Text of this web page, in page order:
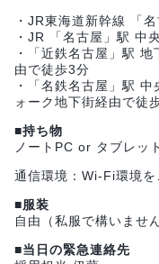
・JR東海道新幹線 「
・JR 「名古屋」駅 中
・「近鉄名古屋」駅
由で徒歩3分
・「名鉄名古屋」駅
ォーク地下街経由で徒
■持ち物
ノートPC or タブレッ
通信環境：Wi-Fi環境を
■服装
自由（私服で構いません
■当日の緊急連絡先